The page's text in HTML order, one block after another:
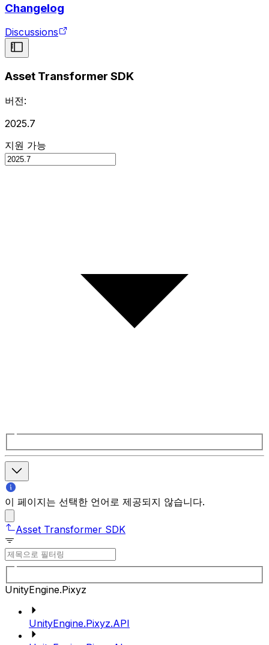
Changelog
Discussions
Asset Transformer SDK
버전:
2025.7
지원 가능
이 페이지는 선택한 언어로 제공되지 않습니다.
Asset Transformer SDK
UnityEngine.Pixyz
UnityEngine.Pixyz.API